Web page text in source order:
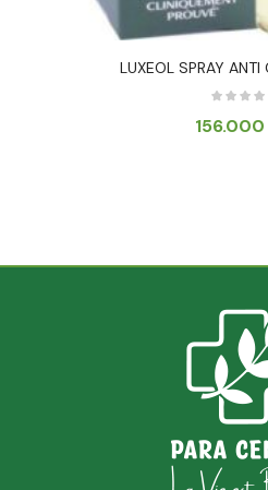
LUXEOL SPRAY
156.000